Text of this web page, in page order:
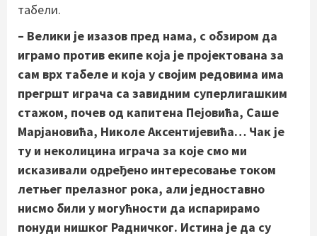
табели.
– Велики је изазов пред нама, с обзиром да
играмо против екипе која је пројектована за
сам врх табеле и која у својим редовима има
прегршт играча са завидним суперлигашким
стажом, почев од капитена Пејовића, Саше
Марјановића, Николе Аксентијевића… Чак је
ту и неколицина играча за које смо ми
исказивали одређено интересовање током
летњег прелазног рока, али једноставно
нисмо били у могућности да испарирамо
понуди нишког Радничког. Истина је да су